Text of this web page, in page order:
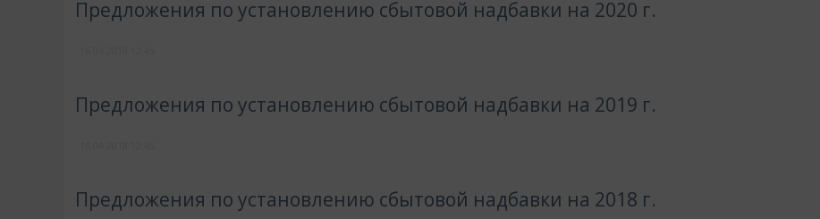
Предложения по установлению сбытовой надбавки на 2020 г.
Предложения по установлению сбытовой надбавки на 2019 г.
Предложения по установлению сбытовой надбавки на 2018 г.